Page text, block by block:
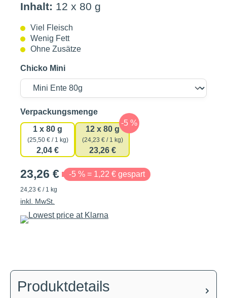
Inhalt: 12 x 80 g
Viel Fleisch
Wenig Fett
Ohne Zusätze
Chicko Mini
Verpackungsmengeauswählen
1 x 80 g
(25,50 € / 1 kg)
2,04 €
12 x 80 g
(24,23 € / 1 kg)
23,26 €
23,26 € -5 % = 1,22 € gespart
24,23 € / 1 kg
inkl. MwSt.
Produktdetails